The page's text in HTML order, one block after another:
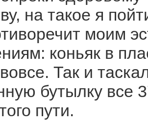
на такое я
моим
коньяк в
Так и
бутылку все
пути.